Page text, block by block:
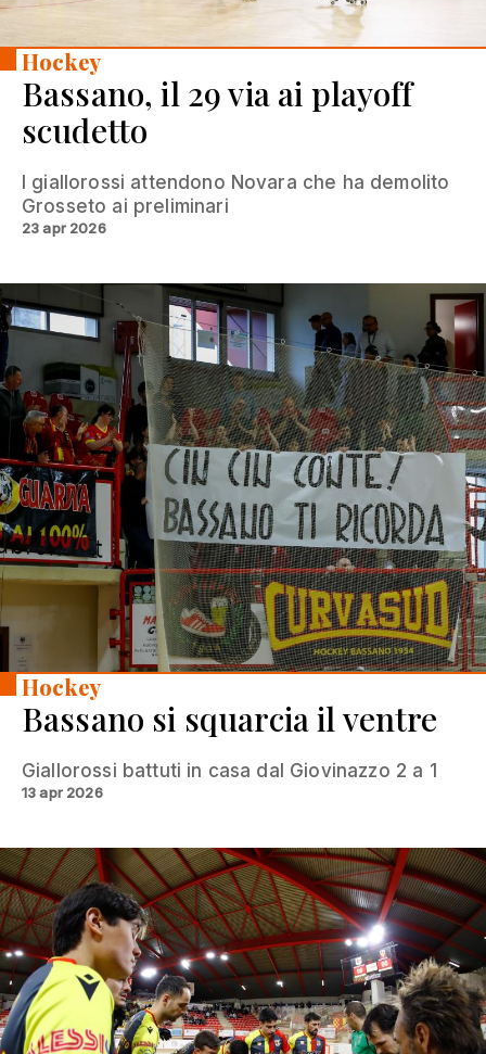
Hockey
Bassano, il 29 via ai playoff
scudetto
I giallorossi attendono Novara che ha demolito
Grosseto ai preliminari
23 apr 2026
Hockey
Bassano si squarcia il ventre
Giallorossi battuti in casa dal Giovinazzo 2 a 1
13 apr 2026